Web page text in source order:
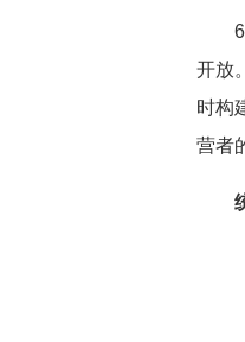
6
开放
时构
营者
统